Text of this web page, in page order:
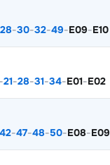
28-30-32-49-E09-E10
-21-28-31-34-E01-E02
42-47-48-50-E08-E09